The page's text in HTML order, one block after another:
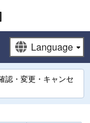
認・変更・キャンセ